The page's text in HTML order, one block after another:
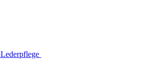
Lederpflege